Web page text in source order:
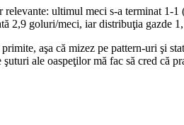
ultimul meci s-a terminat 1-
2,9 goluri/meci, iar distribuţia gazde
aşa că mizez pe pattern-uri şi
ale oaspeţilor mă fac să cred că